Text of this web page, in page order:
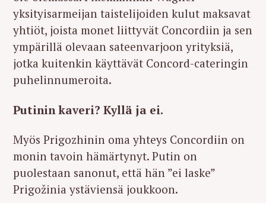
yksityisarmeijan taistelijoiden kulut maksavat
yhtiöt, joista monet liittyvät Concordiin ja sen
ympärillä olevaan sateenvarjoon yrityksiä,
jotka kuitenkin käyttävät Concord-cateringin
puhelinnumeroita.
Putinin kaveri? Kyllä ja ei.
Myös Prigozhinin oma yhteys Concordiin on
monin tavoin hämärtynyt. Putin on
puolestaan sanonut, että hän ”ei laske”
Prigožinia ystäviensä joukkoon.
r
c
f
o
r